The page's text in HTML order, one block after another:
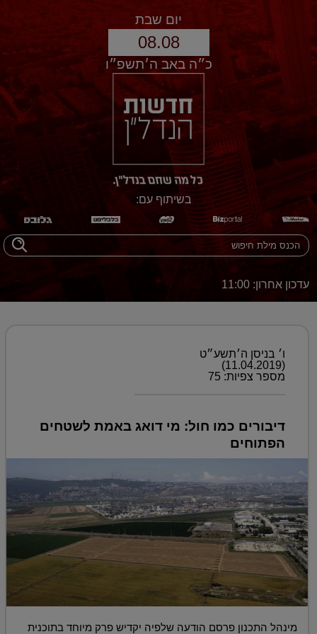
יום שבת
08.08
כ״ה באב ה׳תשפ״ו
בשיתוף עם:
עדכון אחרון: 11:00
ו׳ בניסן ה׳תשע״ט
(11.04.2019)
מספר צפיות: 75
דיבורים כמו חול: מי דואג באמת לשטחים
הפתוחים
מינהל התכנון פרסם הודעה שלפיה יקדיש פרק מיוחד בתוכנית